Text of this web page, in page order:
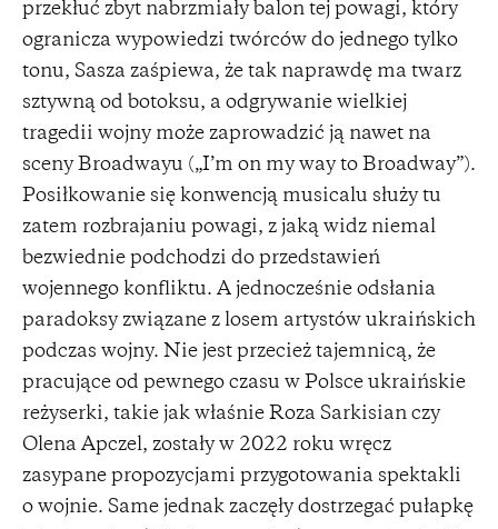
przekłuć zbyt nabrzmiały balon tej powagi, który
ogranicza wypowiedzi twórców do jednego tylko
tonu, Sasza zaśpiewa, że tak naprawdę ma twarz
sztywną od botoksu, a odgrywanie wielkiej
tragedii wojny może zaprowadzić ją nawet na
sceny Broadwayu („I’m on my way to Broadway”).
Posiłkowanie się konwencją musicalu służy tu
zatem rozbrajaniu powagi, z jaką widz niemal
bezwiednie podchodzi do przedstawień
wojennego konfliktu. A jednocześnie odsłania
paradoksy związane z losem artystów ukraińskich
podczas wojny. Nie jest przecież tajemnicą, że
pracujące od pewnego czasu w Polsce ukraińskie
reżyserki, takie jak właśnie Roza Sarkisian czy
Olena Apczel, zostały w 2022 roku wręcz
zasypane propozycjami przygotowania spektakli
o wojnie. Same jednak zaczęły dostrzegać pułapkę